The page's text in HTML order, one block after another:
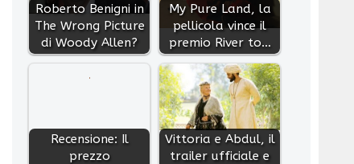
Roberto Benigni in
The Wrong Picture
di Woody Allen?
My Pure Land, la
pellicola vince il
premio River to…
Recensione: Il
prezzo
Vittoria e Abdul, il
trailer ufficiale e